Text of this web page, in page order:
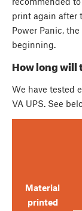
print again after
Power Panic,
beginning.
How long will
We have tested
VA UPS. See
Material
printed